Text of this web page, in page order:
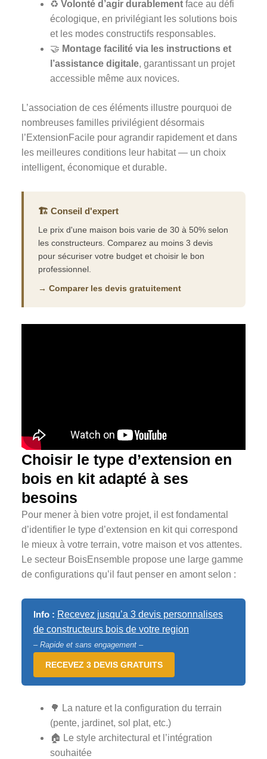
♻️ Volonté d’agir durablement face au défi
écologique, en privilégiant les solutions bois
et les modes constructifs responsables.
🤝 Montage facilité via les instructions et
l’assistance digitale, garantissant un projet
accessible même aux novices.
L’association de ces éléments illustre pourquoi de
nombreuses familles privilégient désormais
l’ExtensionFacile pour agrandir rapidement et dans
les meilleures conditions leur habitat — un choix
intelligent, économique et durable.
🏗️ Conseil d'expert
Le prix d'une maison bois varie de 30 à 50% selon
les constructeurs. Comparez au moins 3 devis
pour sécuriser votre budget et choisir le bon
professionnel.
→ Comparer les devis gratuitement
Choisir le type d’extension en
bois en kit adapté à ses
besoins
Pour mener à bien votre projet, il est fondamental
d’identifier le type d’extension en kit qui correspond
le mieux à votre terrain, votre maison et vos attentes.
Le secteur BoisEnsemble propose une large gamme
de configurations qu’il faut penser en amont selon :
Info : Recevez jusqu’a 3 devis personnalises
de constructeurs bois de votre region
– Rapide et sans engagement –
RECEVEZ 3 DEVIS GRATUITS
🌳 La nature et la configuration du terrain
(pente, jardinet, sol plat, etc.)
🏠 Le style architectural et l’intégration
souhaitée